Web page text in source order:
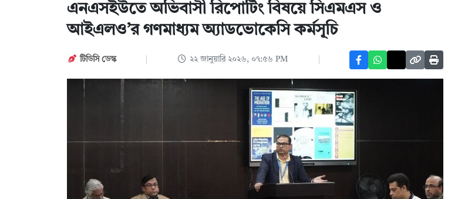
এনএসইউতে অভিবাসী রিপোর্টিং বিষয়ে সিএমএস ও
আইএলও’র গণমাধ্যম অ্যাডভোকেসি কর্মসূচি
টিডিসি ডেস্ক ২২ জানুয়ারি ২০২৬, ০৭:৫৬ PM